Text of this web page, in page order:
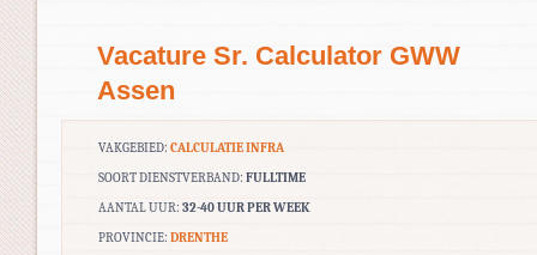
Vacature Sr. Calculator GWW
Assen
VAKGEBIED: CALCULATIE INFRA
SOORT DIENSTVERBAND: FULLTIME
AANTAL UUR: 32-40 UUR PER WEEK
PROVINCIE: DRENTHE